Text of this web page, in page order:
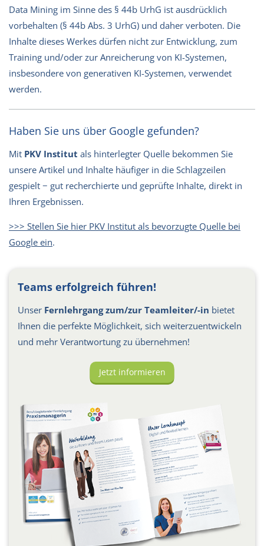
Data Mining im Sinne des § 44b UrhG ist ausdrücklich
vorbehalten (§ 44b Abs. 3 UrhG) und daher verboten. Die
Inhalte dieses Werkes dürfen nicht zur Entwicklung, zum
Training und/oder zur Anreicherung von KI-Systemen,
insbesondere von generativen KI-Systemen, verwendet
werden.
Haben Sie uns über Google gefunden?
Mit PKV Institut als hinterlegter Quelle bekommen Sie
unsere Artikel und Inhalte häufiger in die Schlagzeilen
gespielt − gut recherchierte und geprüfte Inhalte, direkt in
Ihren Ergebnissen.
>>> Stellen Sie hier PKV Institut als bevorzugte Quelle bei
Google ein.
Teams erfolgreich führen!
Unser Fernlehrgang zum/zur Teamleiter/-in bietet
Ihnen die perfekte Möglichkeit, sich weiterzuentwickeln
und mehr Verantwortung zu übernehmen!
Jetzt informieren